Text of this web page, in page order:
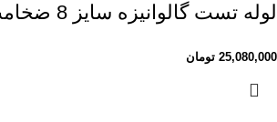
لوله تست گالوانیزه سایز 8 ضخامت 3 وزن 38
25,080,000 تومان